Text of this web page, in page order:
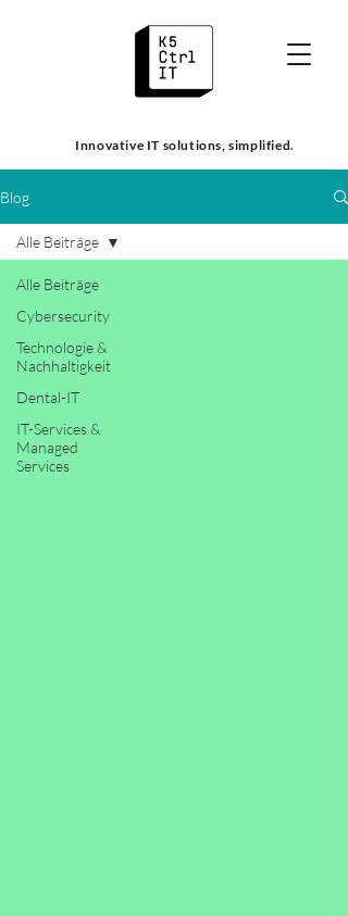
Innovative IT solutions, simplified.
Blog
Alle Beiträge
Cybersecurity
Technologie &
Nachhaltigkeit
Dental-IT
IT-Services &
Managed
Services
Alle Beiträge